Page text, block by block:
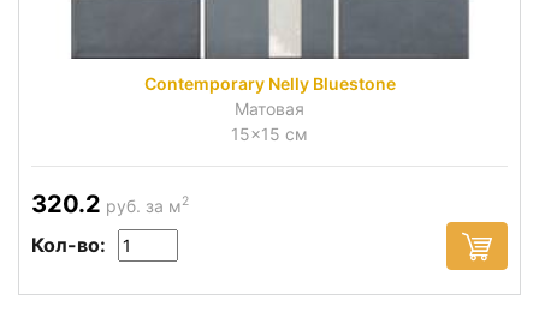
Contemporary Nelly Bluestone
Матовая
15x15 см
320.2 руб. за м2
Кол-во: